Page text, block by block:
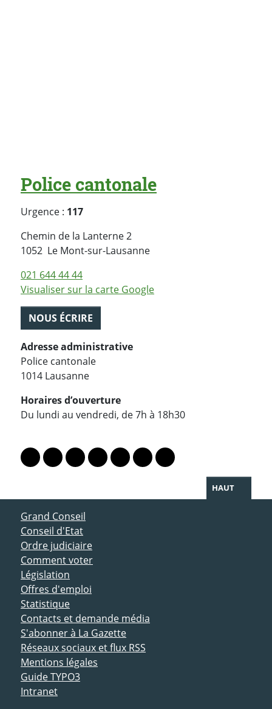
Police cantonale
Urgence : 117
Chemin de la Lanterne 2
1052 Le Mont-sur-LausanneSuisse
021 644 44 44
Visualiser sur la carte Google
NOUS ÉCRIRE
Adresse administrative
Police cantonale
1014 Lausanne
Horaires d’ouverture
Du lundi au vendredi, de 7h à 18h30
Lien vers le profil Mastodon
Lien vers le profil Bluesky
Lien vers le profil Instagram
Lien vers le profil Linkedin
Lien vers le profil Facebook
Lien vers le profil Twitter
Partager par WhatsApp
HAUT
ACCÈS DIRECT
Grand Conseil
Conseil d'Etat
Ordre judiciaire
Comment voter
Législation
Offres d'emploi
Statistique
Contacts et demande média
S'abonner à La Gazette
Réseaux sociaux et flux RSS
Mentions légales
Guide TYPO3
Intranet